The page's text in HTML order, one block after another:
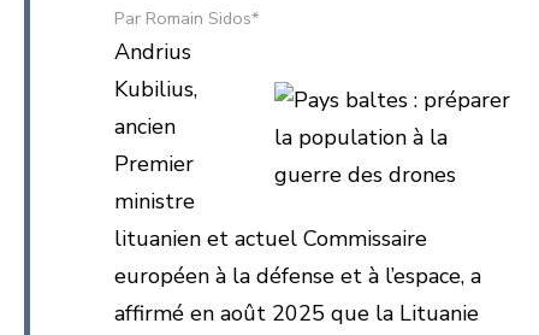
Romain Sidos*
Andrius
Kubilius,
ancien
Premier
ministre
lituanien et actuel Commissaire
européen à la défense et à l’espace, a
affirmé en août 2025 que la Lituanie